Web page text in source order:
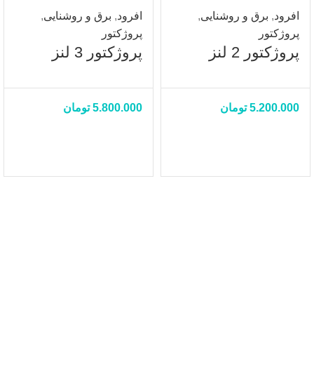
افرود, برق و روشنایی,
پروژکتور
پروژکتور 2 لنز
5.200.000 تومان
افرود, برق و روشنایی,
پروژکتور
پروژکتور 3 لنز
5.800.000 تومان